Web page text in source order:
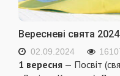
Вересневі свята
02.09.2024
1 вересня — Посвіт